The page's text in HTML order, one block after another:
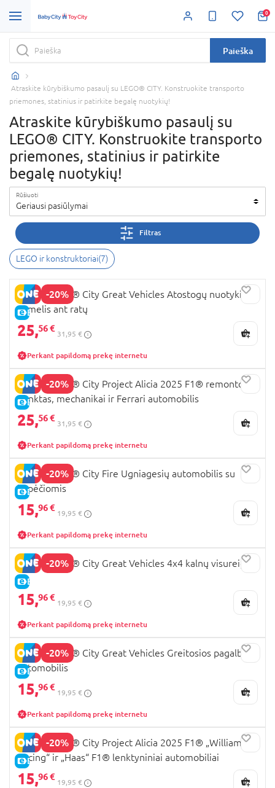
0
Paieška
Atraskite kūrybiškumo pasaulį su LEGO® CITY. Konstruokite transporto
priemones, statinius ir patirkite begalę nuotykių!
Atraskite kūrybiškumo pasaulį su
LEGO® CITY. Konstruokite transporto
priemones, statinius ir patirkite
begalę nuotykių!
Rūšiuoti
Geriausi pasiūlymai
Filtras
LEGO ir konstruktoriai(7)
-20%
E-KAINA
60454 LEGO® City Great Vehicles Atostogų nuotykių
namelis ant ratų
25,56 €
31,95 €
Perkant papildomą prekę internetu
-20%
E-KAINA
60443 LEGO® City Project Alicia 2025 F1® remonto
punktas, mechanikai ir Ferrari automobilis
25,56 €
31,95 €
Perkant papildomą prekę internetu
-20%
E-KAINA
60463 LEGO® City Fire Ugniagesių automobilis su
kopėčiomis
15,96 €
19,95 €
Perkant papildomą prekę internetu
-20%
E-KAINA
60447 LEGO® City Great Vehicles 4x4 kalnų visureigis
15,96 €
19,95 €
Perkant papildomą prekę internetu
-20%
E-KAINA
60451 LEGO® City Great Vehicles Greitosios pagalbos
automobilis
15,96 €
19,95 €
Perkant papildomą prekę internetu
-20%
E-KAINA
60464 LEGO® City Project Alicia 2025 F1® „Williams
Racing“ ir „Haas“ F1® lenktyniniai automobiliai
15,96 €
19,95 €